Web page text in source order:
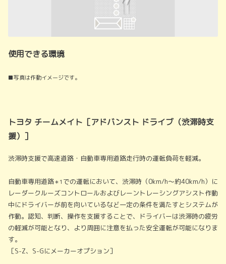
使用できる環境
■写真は作動イメージです。
トヨタ チームメイト［アドバンスト ドライブ（渋滞時支
援）］
渋滞時支援で高速道路・自動車専用道路走行時の運転負荷を軽減。
自動車専用道路＊1 での運転において、渋滞時（0km/h～約40km/h）に
レーダークルーズコントロールおよびレーントレーシングアシスト作動
中にドライバーが前を向いているなど一定の条件を満たすとシステムが
作動。認知、判断、操作を支援することで、ドライバーは渋滞時の疲労
の軽減が可能となり、より周囲に注意を払った安全運転が可能になりま
す。
［S-Z、S-Gにメーカーオプション］